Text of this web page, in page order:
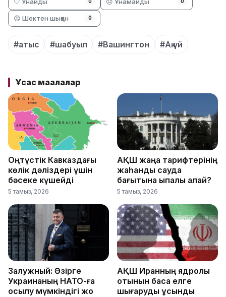
0 0
😡 Шектен шыққан 0
#атыс #шабуыл #Вашингтон #Ақ үй
Ұқсас мақалалар
Оңтүстік Кавказдағы
көлік дәліздері үшін
бәсеке күшейді
5 тамыз, 2026
АҚШ жаңа тарифтерінің
жаһандық сауда
бағытына ықпалы қалай?
5 тамыз, 2026
Залужный: Әзірге
Украинаның НАТО-ға
қосылу мүмкіндігі жоқ
АҚШ Иранның ядролық
отынын басқа елге
шығаруды ұсынды